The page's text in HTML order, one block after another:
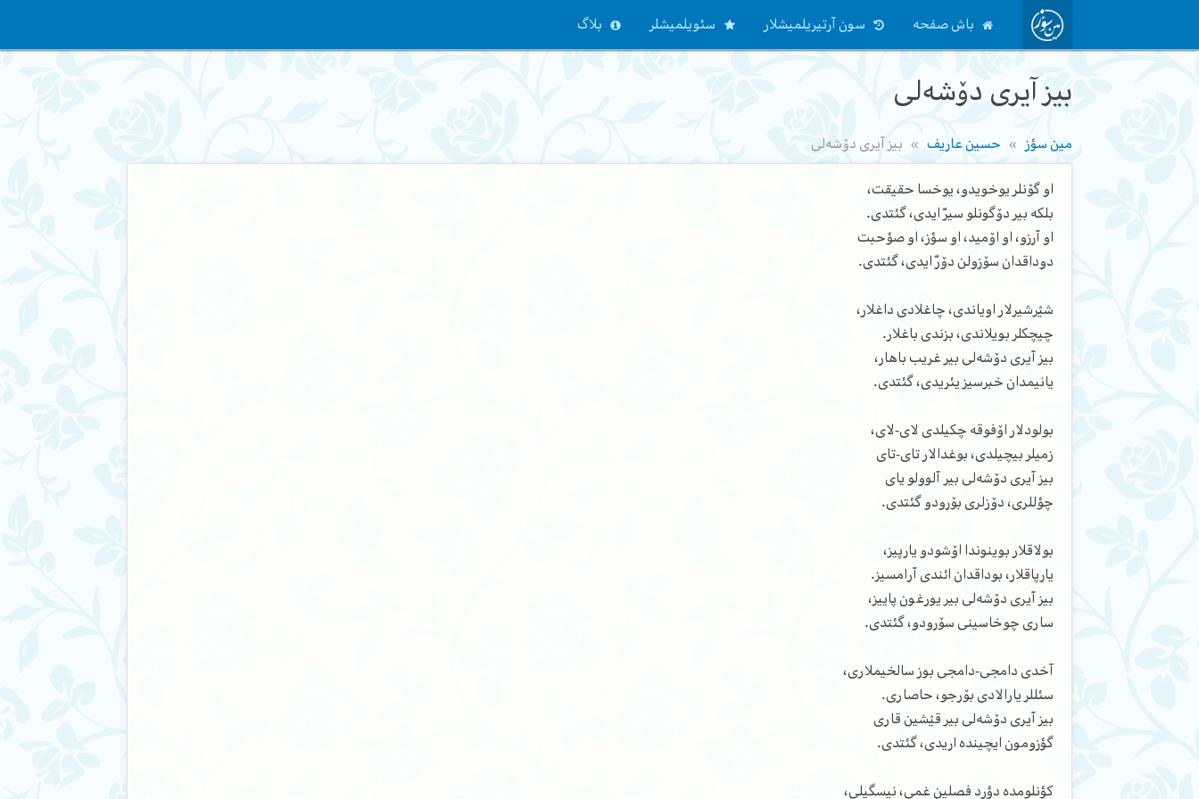
باش صفحه سون آرتیریلمیشلار سئویلمیشلر بلاگ
بیز آیری دۆشه‌لی
مین سؤز حسین عاریف بیز آیری دۆشه‌لی
او گۆنلر یوخویدو، یوخسا حقیقت،
بلکه بیر دۆگونلو سیرّ ایدی، گئتدی.
او آرزو، او اۆمید، او سؤز، او صؤحبت
دوداقدان سۆزولن دۆرّ ایدی، گئتدی.
شؽرشیرلار اویاندی، چاغلادی داغلار،
چیچکلر بویلاندی، بزندی باغلار.
بیز آیری دۆشه‌لی بیر غریب باهار،
یانیمدان خبرسیز یئریدی، گئتدی.
بولودلار اۆفوقه چکیلدی لای-لای،
زمیلر بیچیلدی، بوغدالار تای-تای
بیز آیری دۆشه‌لی بیر آلوولو یای
چؤللری، دۆزلری بۆرودو گئتدی.
بولاقلار بوینوندا اۆشودو یارپیز،
یارپاقلار، بوداقدان ائندی آرامسیز.
بیز آیری دۆشه‌لی بیر یورغون پاییز،
ساری چوخاسینی سۆرودو، گئتدی.
آخدی دامجی-دامجی بوز سالخیملاری،
سئللر یارالادی بۆرجو، حاصاری.
بیز آیری دۆشه‌لی بیر قؽشین قاری
گؤزومون ایچینده اریدی، گئتدی.
کؤنلومده دؤرد فصلین غمی، نیسگیلی،